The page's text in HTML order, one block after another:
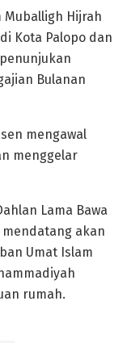
Muballigh Hijrah
Kota Palopo dan
Bulanan
mengawal
menggelar
Lama Bawa
akan
Umat Islam
rumah.